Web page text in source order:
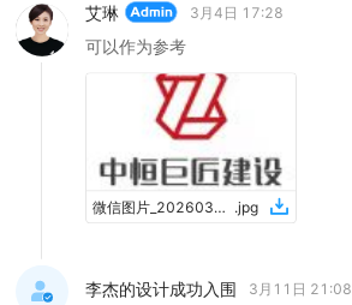
艾琳 3月4日 17:28
可以作为参考
微信图片_20260304172601_15_631 .jpg
李杰的设计成功入围 3月11日 21:08